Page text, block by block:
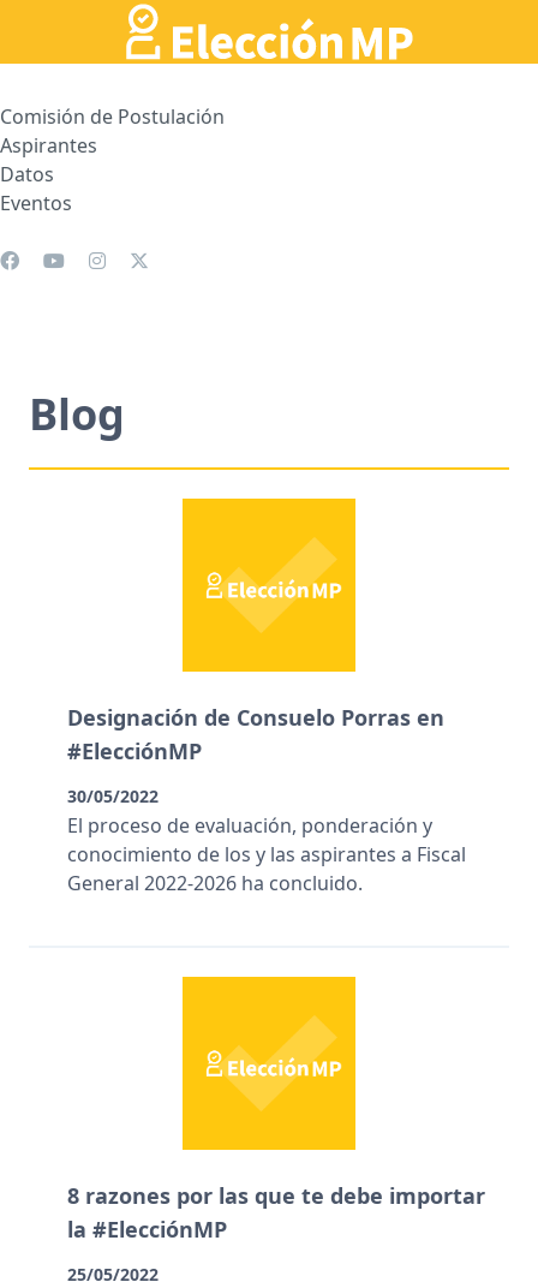
Comisión de Postulación
Aspirantes
Datos
Eventos
Blog
Designación de Consuelo Porras en
#ElecciónMP
30/05/2022
El proceso de evaluación, ponderación y
conocimiento de los y las aspirantes a Fiscal
General 2022-2026 ha concluido.
8 razones por las que te debe importar
la #ElecciónMP
25/05/2022